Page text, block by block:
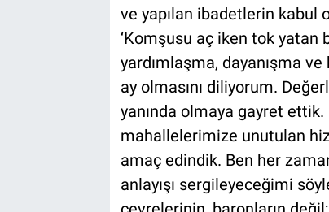
ve yapılan ibadetlerin kabul
‘Komşusu aç iken tok yatan
yardımlaşma, dayanışma
ay olmasını diliyorum.
yanında olmaya gayret
mahallelerimize unutulan
amaç edindik. Ben her
anlayışı sergileyeceğimi